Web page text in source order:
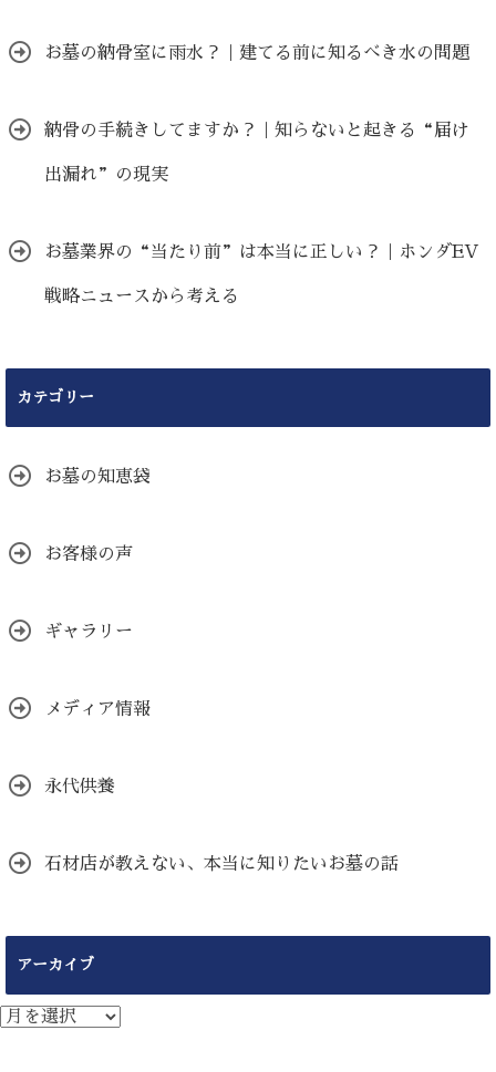
お墓の納骨室に雨水？｜建てる前に知るべき水の問題
納骨の手続きしてますか？｜知らないと起きる“届け
出漏れ”の現実
お墓業界の“当たり前”は本当に正しい？｜ホンダEV
戦略ニュースから考える
カテゴリー
お墓の知恵袋
お客様の声
ギャラリー
メディア情報
永代供養
石材店が教えない、本当に知りたいお墓の話
アーカイブ
ア
ー